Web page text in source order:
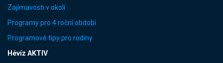
Zajímavosti v okolí
Programy pro 4 roční období
Programové tipy pro rodiny
Hévíz AKTIV